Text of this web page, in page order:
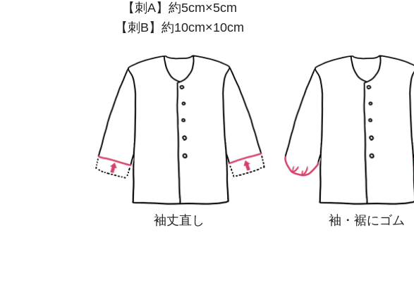
【刺A】約5cm×5cm
【刺B】約10cm×10cm
袖丈直し 袖・裾にゴム